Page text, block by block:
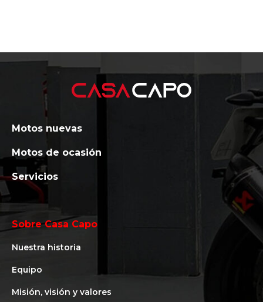
Motos nuevas
Motos de ocasión
Servicios
Sobre Casa Capo
Nuestra historia
Equipo
Misión, visión y valores